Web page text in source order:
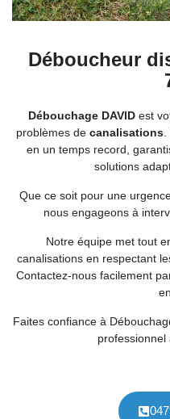
Déboucheur
Débouchage DAVIDest
problèmes de canalisations.
en un temps record,
solutions
Que ce soit pour une
nous engageons à
Notre équipe met tout
canalisations en respectant
Contactez-nous facilement
Faites confiance à
professionnel